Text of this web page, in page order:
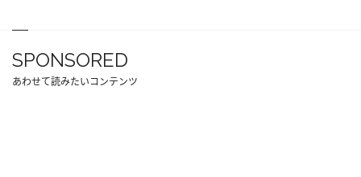
SPONSORED
あわせて読みたいコンテンツ